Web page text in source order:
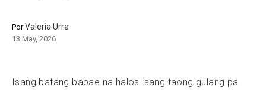
PorValeria Urra
13 May, 2026
Isang batang babae na halos isang taong gulang pa